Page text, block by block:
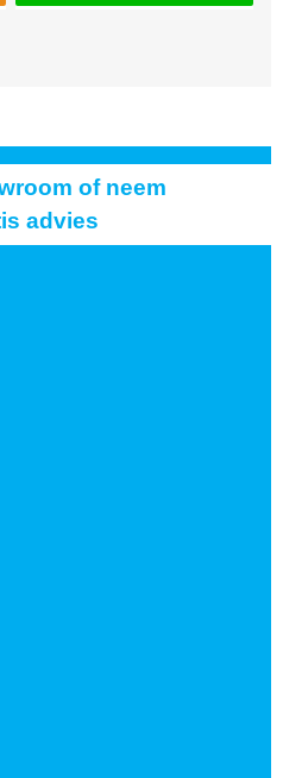
of neem
advies